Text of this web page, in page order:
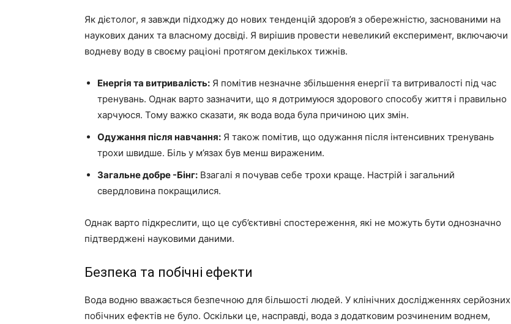
Як дієтолог, я завжди підходжу до нових тенденцій здоров’я з обережністю, заснованими на
наукових даних та власному досвіді. Я вирішив провести невеликий експеримент, включаючи
водневу воду в своєму раціоні протягом декількох тижнів.
Енергія та витривалість: Я помітив незначне збільшення енергії та витривалості під час
тренувань. Однак варто зазначити, що я дотримуюся здорового способу життя і правильно
харчуюся. Тому важко сказати, як вода вода була причиною цих змін.
Одужання після навчання: Я також помітив, що одужання після інтенсивних тренувань
трохи швидше. Біль у м’язах був менш вираженим.
Загальне добре -Бінг: Взагалі я почував себе трохи краще. Настрій і загальний
свердловина покращилися.
Однак варто підкреслити, що це суб’єктивні спостереження, які не можуть бути однозначно
підтверджені науковими даними.
Безпека та побічні ефекти
Вода водню вважається безпечною для більшості людей. У клінічних дослідженнях серйозних
побічних ефектів не було. Оскільки це, насправді, вода з додатковим розчиненим воднем,